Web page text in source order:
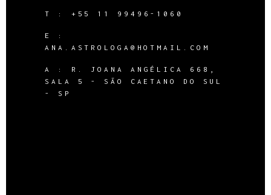
T : +55 11 99496-1060
E :
ANA.ASTROLOGA@HOTMAIL.COM
A :
R. JOANA ANGÉLICA 668,
SALA 5 - SÃO CAETANO DO SUL
- SP